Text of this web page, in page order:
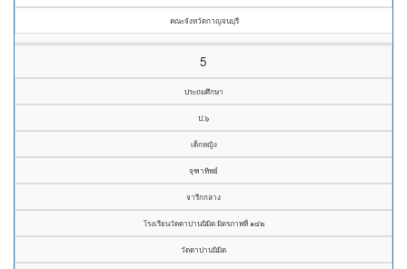
คณะจังหวัดกาญจนบุรี
5
ประถมศึกษา
ป.๖
เด็กหญิง
จุฑาทิพย์
จารึกกลาง
โรงเรียนวัดดาปานนิมิต มิตรภาพที่ ๑๔๒
วัดดาปานนิมิต